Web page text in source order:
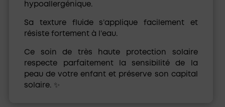
hypoallergénique.
Sa texture fluide s’applique facilement et
résiste fortement à l’eau.
Ce soin de très haute protection solaire
respecte parfaitement la sensibilité de la
peau de votre enfant et préserve son capital
solaire. ✨